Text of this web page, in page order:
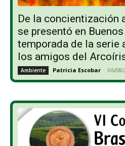
De la concientización
se presentó en
temporada de la serie
los amigos del
Ambiente Patricia Escobar - 06/08/